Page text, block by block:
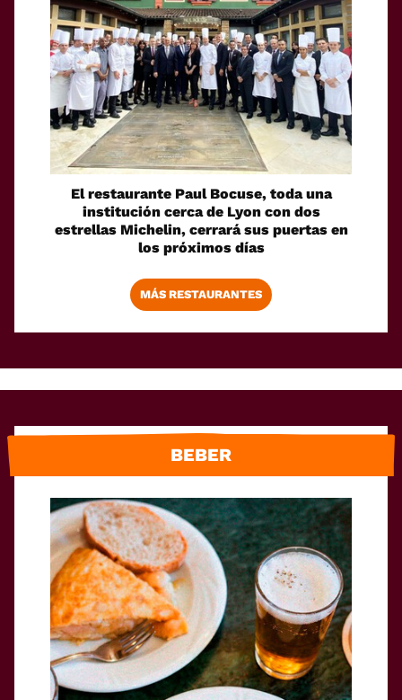
El restaurante Paul Bocuse, toda una
institución cerca de Lyon con dos
estrellas Michelin, cerrará sus puertas en
los próximos días
MÁS RESTAURANTES
BEBER